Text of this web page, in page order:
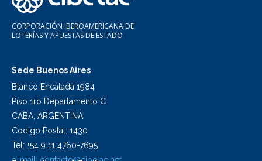
CORPORACIÓN IBEROAMERICANA DE
LOTERÍAS Y APUESTAS DE ESTADO
Sede Buenos Aires
Blanco Encalada 1984
Piso 1ro Departamento C
CABA, ARGENTINA
Codigo Postal: 1430
Tel: +54 9 11 4760-7695